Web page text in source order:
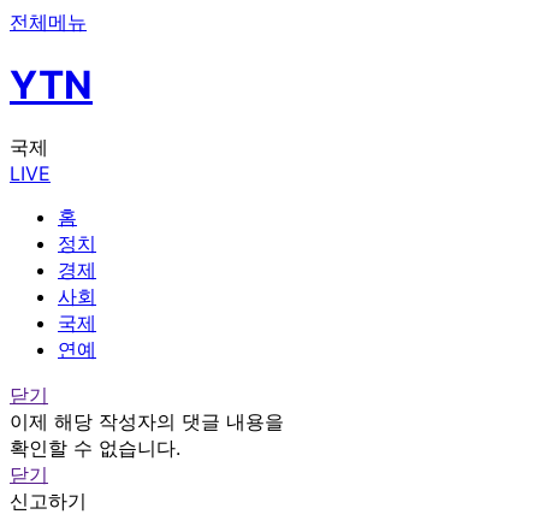
전체메뉴
YTN
국제
LIVE
홈
정치
경제
사회
국제
연예
닫기
이제 해당 작성자의 댓글 내용을
확인할 수 없습니다.
닫기
신고하기